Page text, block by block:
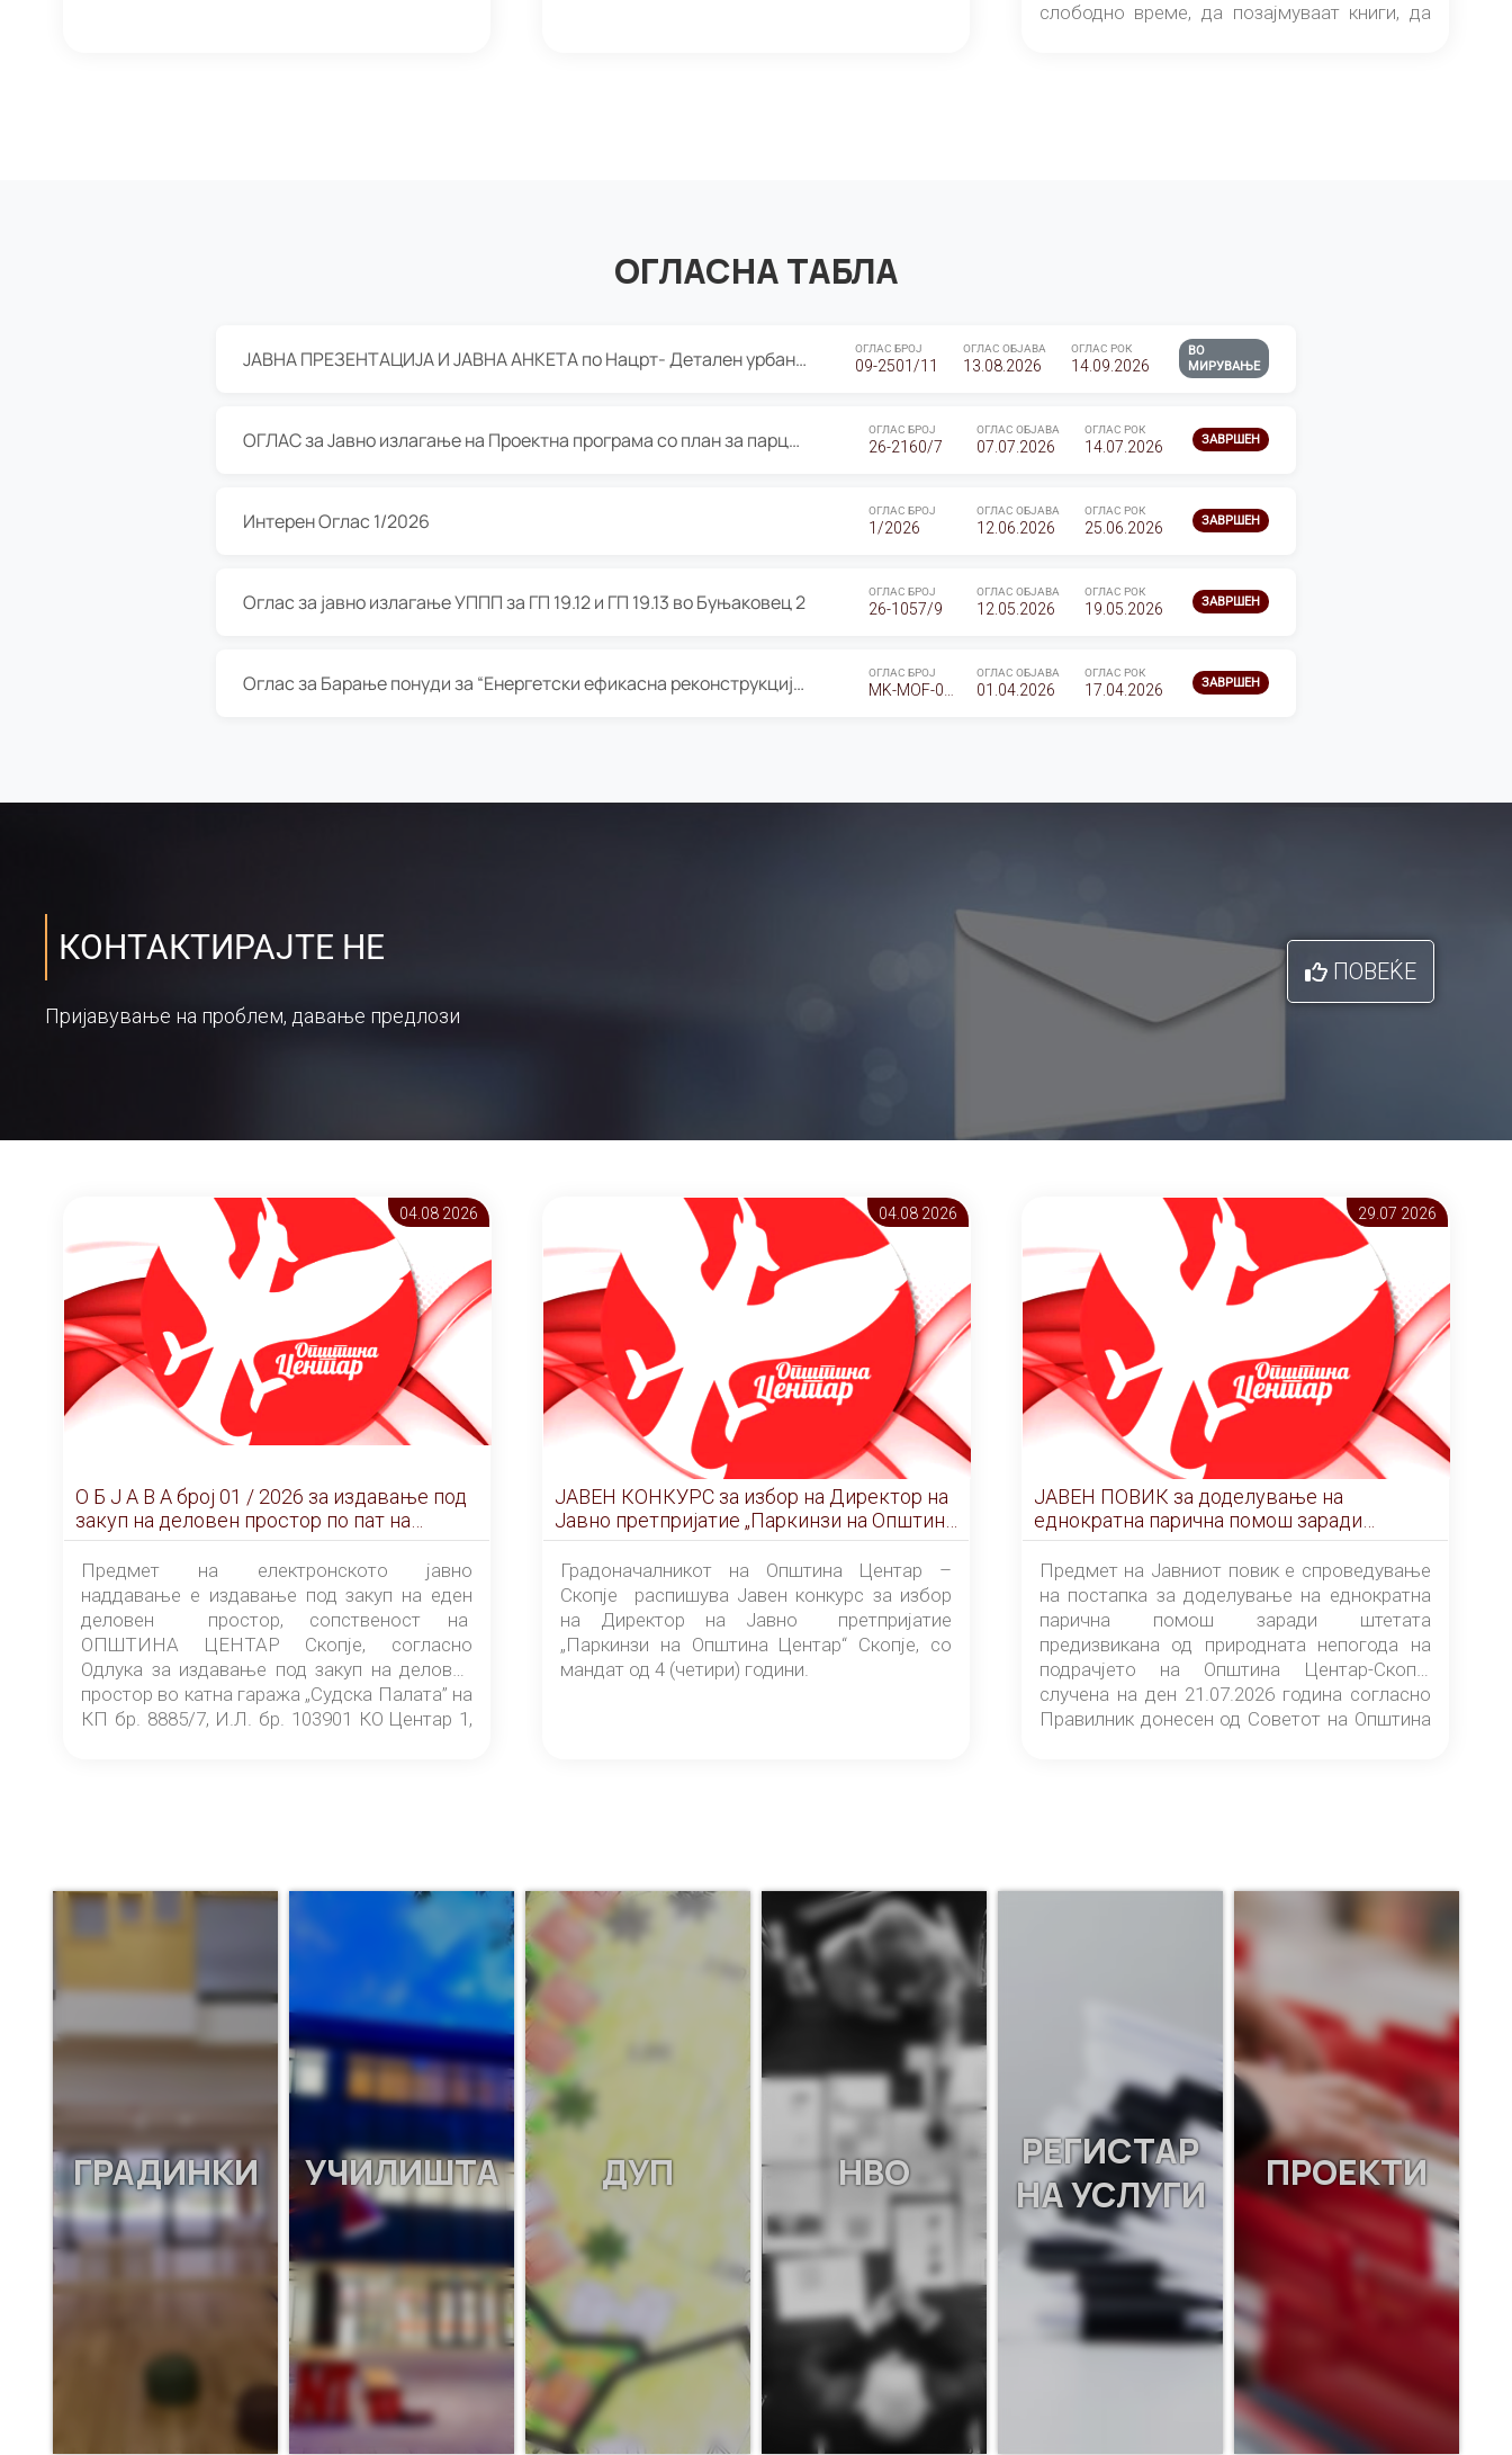
слободно време, да позајмуваат книги, да
ОГЛАСНА ТАБЛА
ЈАВНА ПРЕЗЕНТАЦИЈА И ЈАВНА АНКЕТА по Нацрт- Детален урбанистички план Градска четврт Ј 05- Барутана, Општина Центар- Скопје, плански период 2025-2030 ОГЛАС БРОЈ
09-2501/11
ОГЛАС ОБЈАВА
13.08.2026
ОГЛАС РОК
14.09.2026
ВО
МИРУВАЊЕ
ОГЛАС за Јавно излагање на Проектна програма со план за парцелација за Урбанистички проект со план за парцелација за спојување на ГП 20.12 и ГП 20.37 од Изменување и дополнување на Детален урбанистички план Буњаковец 2, Општина Центар – Скопје ОГЛАС БРОЈ
26-2160/7
ОГЛАС ОБЈАВА
07.07.2026
ОГЛАС РОК
14.07.2026 ЗАВРШЕН
Интерен Оглас 1/2026 ОГЛАС БРОЈ
1/2026
ОГЛАС ОБЈАВА
12.06.2026
ОГЛАС РОК
25.06.2026 ЗАВРШЕН
Оглас за јавно излагање УППП за ГП 19.12 и ГП 19.13 во Буњаковец 2 ОГЛАС БРОЈ
26-1057/9
ОГЛАС ОБЈАВА
12.05.2026
ОГЛАС РОК
19.05.2026 ЗАВРШЕН
Оглас за Барање понуди за “Енергетски ефикасна реконструкција на објектот ООУ „Св. Кирил и Методиј" ОГЛАС БРОЈ ОГЛАС ОБЈАВА
01.04.2026
ОГЛАС РОК
17.04.2026 ЗАВРШЕН
КОНТАКТИРАЈТЕ НЕ
Пријавување на проблем, давање предлози
ПОВЕЌЕ
04.08 2026
О Б Ј А В А брoj 01 / 2026 за издавање под
закуп на деловен простор по пат на
ЕЛЕКТРОНСКО ЈАВНО НАДДАВАЊЕ
Предмет на електронското јавно
наддавање е издавање под закуп на еден
деловен простор, сопственост на
ОПШТИНА ЦЕНТАР Скопје, согласно
Одлука за издавање под закуп на деловен
простор во катна гаража „Судска Палата” на
КП бр. 8885/7, И.Л. бр. 103901 КО Центар 1,
понудувач.
04.08 2026
ЈАВЕН КОНКУРС за избор на Директор на
Јавно претпријатие „Паркинзи на Општина
Центар“ – Скопје
Градоначалникот на Општина Центар –
Скопје распишува Јавен конкурс за избор
на Директор на Јавно претпријатие
„Паркинзи на Општина Центар“ Скопје, со
мандат од 4 (четири) години.
29.07 2026
ЈАВЕН ПОВИК за доделување на
еднократна парична помош заради
штетата предизвикана од природната
непогода на подрачјето на Општина
Центар-Скопје случена на ден 21.07.2026
година
Предмет на Јавниот повик е спроведување
на постапка за доделување на еднократна
парична помош заради штетата
предизвикана од природната непогода на
подрачјето на Општина Центар-Скопје
случена на ден 21.07.2026 година согласно
Правилник донесен од Советот на Општина
ГРАДИНКИ УЧИЛИШТА ДУП НВО
РЕГИСТАР
НА УСЛУГИ
ПРОЕКТИ